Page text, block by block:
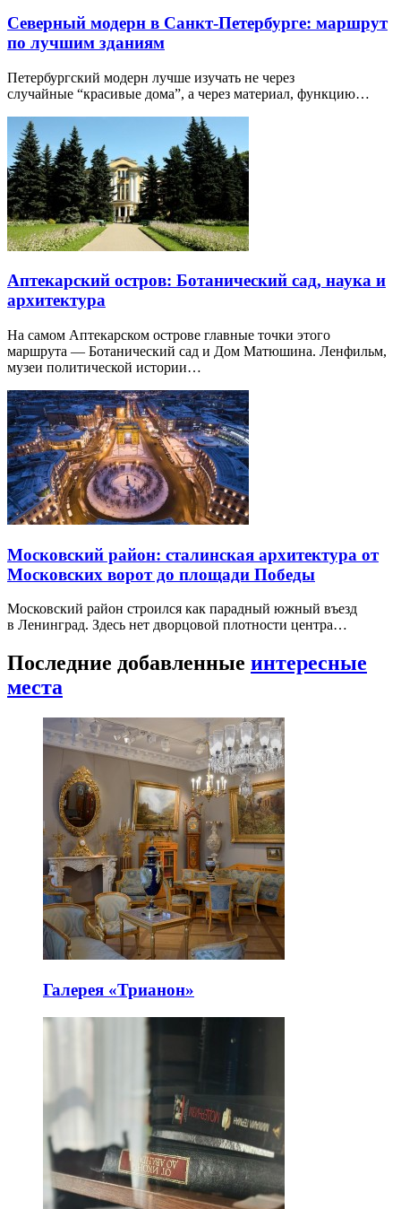
Северный модерн в Санкт-Петербурге: маршрут
по лучшим зданиям
Петербургский модерн лучше изучать не через
случайные “красивые дома”, а через материал, функцию…
Аптекарский остров: Ботанический сад, наука и
архитектура
На самом Аптекарском острове главные точки этого
маршрута — Ботанический сад и Дом Матюшина. Ленфильм,
музеи политической истории…
Московский район: сталинская архитектура от
Московских ворот до площади Победы
Московский район строился как парадный южный въезд
в Ленинград. Здесь нет дворцовой плотности центра…
Последние добавленные интересные
места
Галерея «Трианон»